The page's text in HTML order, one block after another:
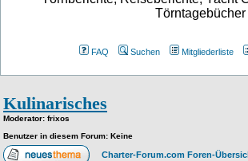
Törntagebücher
FAQ Suchen Mitgliederliste
Kulinarisches
Moderator: frixos
Benutzer in diesem Forum: Keine
Charter-Forum.com Foren-